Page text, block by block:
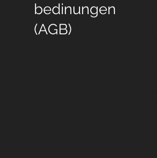
bedinungen
(AGB)